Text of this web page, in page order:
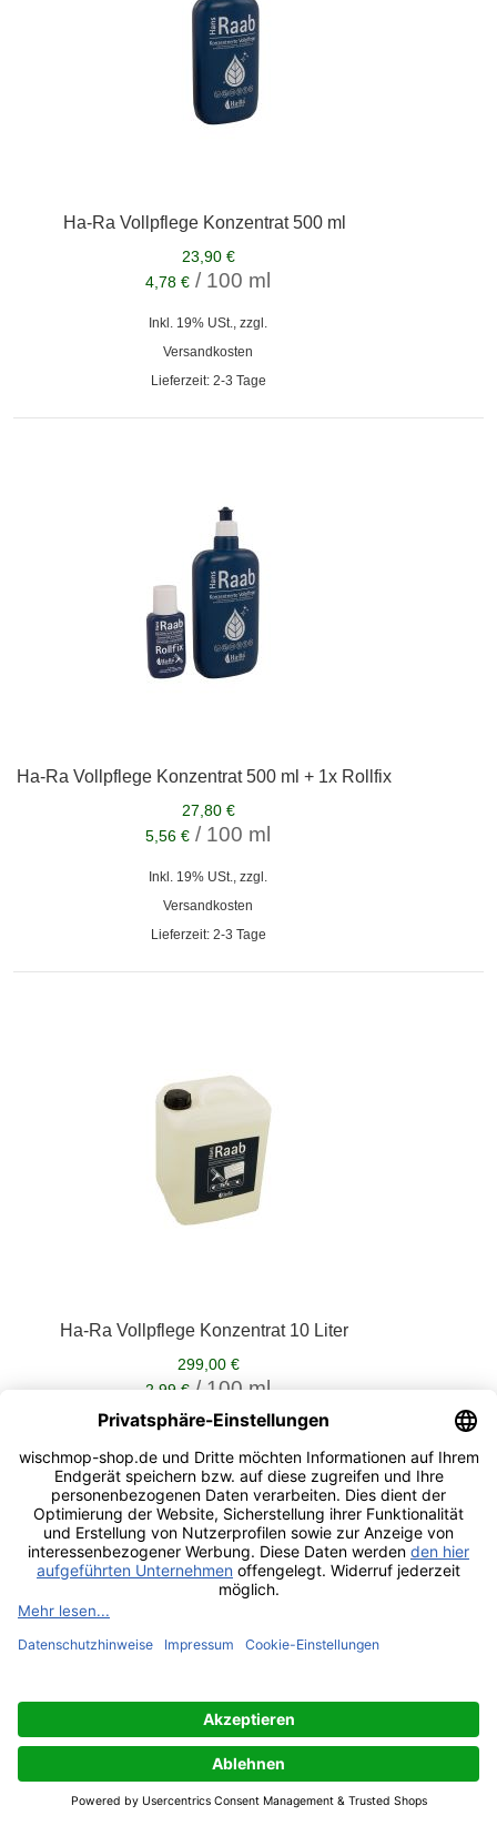
Ha-Ra Vollpflege Konzentrat 500 ml
23,90 €
4,78 € / 100 ml
Inkl. 19% USt., zzgl.
Versandkosten
Lieferzeit: 2-3 Tage
Ha-Ra Vollpflege Konzentrat 500 ml + 1x Rollfix
27,80 €
5,56 € / 100 ml
Inkl. 19% USt., zzgl.
Versandkosten
Lieferzeit: 2-3 Tage
Ha-Ra Vollpflege Konzentrat 10 Liter
299,00 €
2,99 € / 100 ml
Inkl. 19% USt., zzgl.
Versandkosten
Lieferzeit: 2-3 Tage